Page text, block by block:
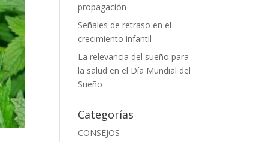
propagación
Señales de retraso en el
crecimiento infantil
La relevancia del sueño para
la salud en el Día Mundial del
Sueño
Categorías
CONSEJOS